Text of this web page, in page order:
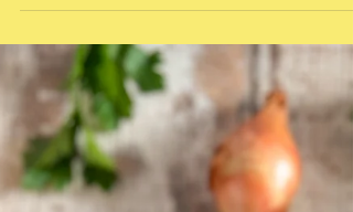
Geschnetzeltes
vegan -
sunflowerCHUNK
S
Suchst du nach einem Gericht, das nicht